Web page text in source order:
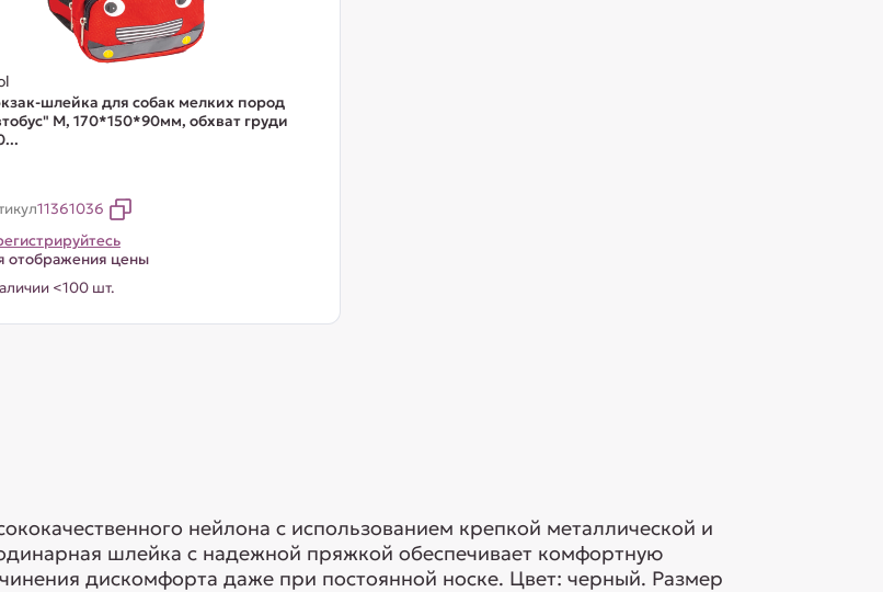
шлейка для собак мелких пород
М, 170*150*90мм, обхват груди
11361036
отображения цены
<100 шт.
нейлона с использованием крепкой металлической и
шлейка с надежной пряжкой обеспечивает комфортную
дискомфорта даже при постоянной носке. Цвет: черный. Размер